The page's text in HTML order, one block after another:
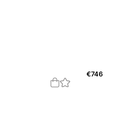
€746